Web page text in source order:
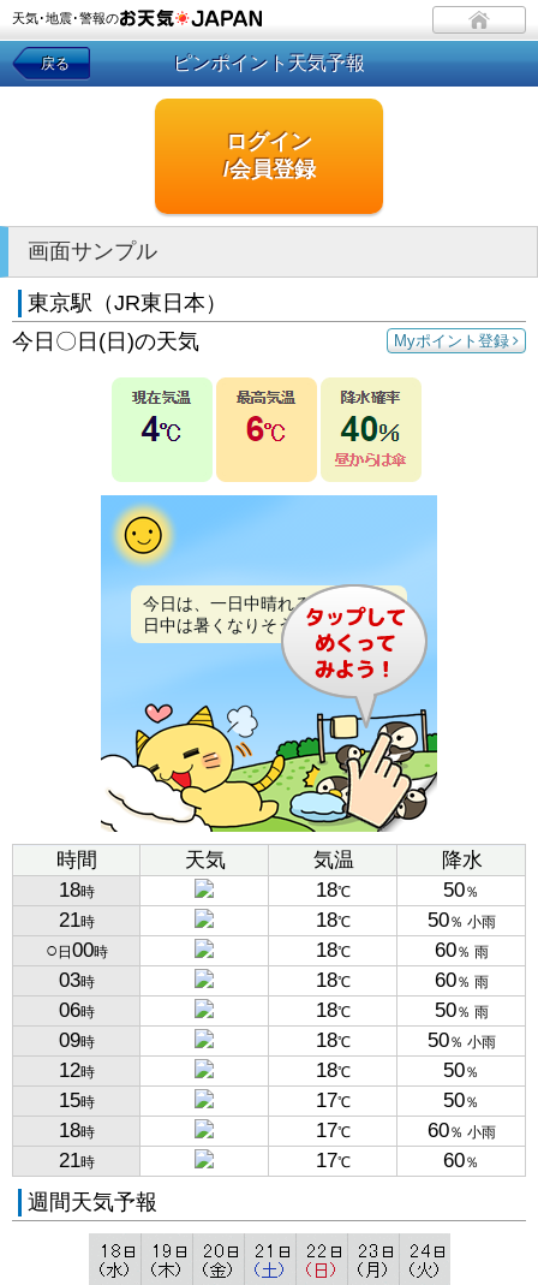
天気･地震･警報の
戻る ピンポイント天気予報
ログイン
/会員登録
画面サンプル
東京駅（JR東日本）
Myポイント登録
今日〇日(日)の天気
今日は、一日中晴れるでしょう。
日中は暑くなりそうです。
時間 天気 気温
降水
18時 18℃ 50％
21時 18℃ 50％ 小雨
○ 日 00時 18℃ 60％ 雨
03時 18℃ 60％ 雨
06時 18℃ 50％ 雨
09時 18℃ 50％ 小雨
12時 18℃ 50％
15時 17℃ 50％
18時 17℃ 60％ 小雨
21時 17℃ 60％
週間天気予報